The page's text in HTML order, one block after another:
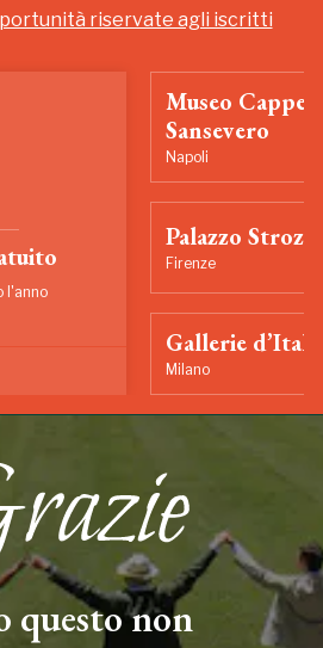
riservate agli iscritti
l'anno
Museo
Sansevero
Napoli
Palazzo Strozzi
Firenze
Gallerie
Milano
questo non